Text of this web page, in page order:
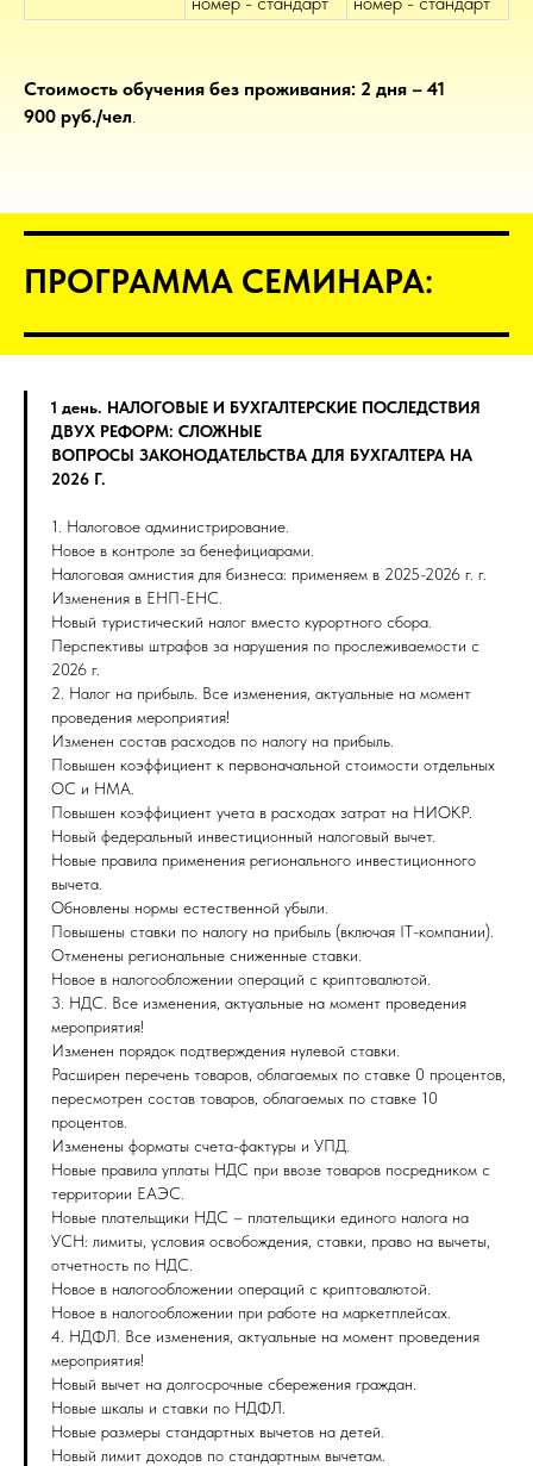
Стоимость обучения без проживания: 2 дня – 41
900 руб./чел
ПРОГРАММА СЕМИНАРА:
1 день. НАЛОГОВЫЕ И БУХГАЛТЕРСКИЕ ПОСЛЕДСТВИЯ
ДВУХ РЕФОРМ: СЛОЖНЫЕ
ВОПРОСЫ ЗАКОНОДАТЕЛЬСТВА ДЛЯ БУХГАЛТЕРА НА
2026 Г.
1. Налоговое администрирование.
Новое в контроле за бенефициарами.
Налоговая амнистия для бизнеса: применяем в 2025-2026 г. г.
Изменения в ЕНП-ЕНС.
Новый туристический налог вместо курортного сбора.
Перспективы штрафов за нарушения по прослеживаемости с
2026 г.
2. Налог на прибыль. Все изменения, актуальные на момент
проведения мероприятия!
Изменен состав расходов по налогу на прибыль.
Повышен коэффициент к первоначальной стоимости отдельных
ОС и НМА.
Повышен коэффициент учета в расходах затрат на НИОКР.
Новый федеральный инвестиционный налоговый вычет.
Новые правила применения регионального инвестиционного
вычета.
Обновлены нормы естественной убыли.
Повышены ставки по налогу на прибыль (включая IT-компании).
Отменены региональные сниженные ставки.
Новое в налогообложении операций с криптовалютой.
3. НДС. Все изменения, актуальные на момент проведения
мероприятия!
Изменен порядок подтверждения нулевой ставки.
Расширен перечень товаров, облагаемых по ставке 0 процентов,
пересмотрен состав товаров, облагаемых по ставке 10
процентов.
Изменены форматы счета-фактуры и УПД.
Новые правила уплаты НДС при ввозе товаров посредником с
территории ЕАЭС.
Новые плательщики НДС – плательщики единого налога на
УСН: лимиты, условия освобождения, ставки, право на вычеты,
отчетность по НДС.
Новое в налогообложении операций с криптовалютой.
Новое в налогообложении при работе на маркетплейсах.
4. НДФЛ. Все изменения, актуальные на момент проведения
мероприятия!
Новый вычет на долгосрочные сбережения граждан.
Новые шкалы и ставки по НДФЛ.
Новые размеры стандартных вычетов на детей.
Новый лимит доходов по стандартным вычетам.